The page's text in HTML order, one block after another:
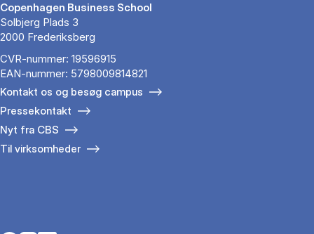
Copenhagen Business School
Solbjerg Plads 3
2000 Frederiksberg
CVR-nummer: 19596915
EAN-nummer: 5798009814821
Kontakt os og besøg campus
Pressekontakt
Nyt fra CBS
Til virksomheder